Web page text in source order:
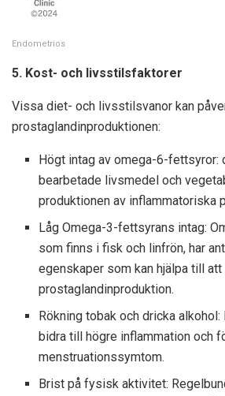
Endometrios
5. Kost- och livsstilsfaktorer
Vissa diet- och livsstilsvanor kan
prostaglandinproduktionen:
Högt intag av omega-6-fettsyror:
bearbetade livsmedel och
produktionen av inflammatoriska
Låg Omega-3-fettsyrans intag:
som finns i fisk och linfrön, har
egenskaper som kan hjälpa till
prostaglandinproduktion.
Rökning tobak och dricka
bidra till högre inflammation och
menstruationssymtom.
Brist på fysisk aktivitet: